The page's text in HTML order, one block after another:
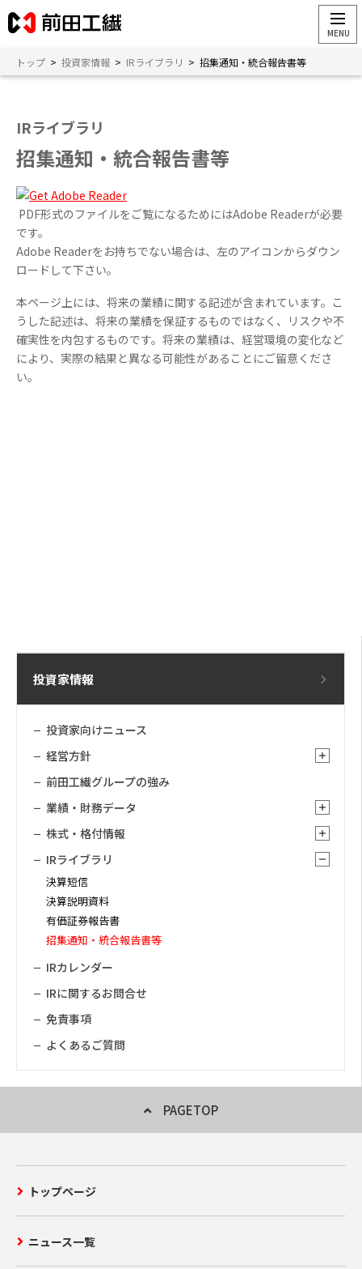
トップ > 投資家情報 > IRライブラリ > 招集通知・統合報告書等
投資家情報
投資家向けニュース
経営方針
前田工繊グループの強み
業績・財務データ
株式・格付情報
IRライブラリ
決算短信
決算説明資料
有価証券報告書
招集通知・統合報告書等
IRカレンダー
IRに関するお問合せ
免責事項
よくあるご質問
IRライブラリ
招集通知・統合報告書等
PDF形式のファイルをご覧になるためにはAdobe Readerが必要
です。
Adobe Readerをお持ちでない場合は、左のアイコンからダウン
ロードして下さい。
本ページ上には、将来の業績に関する記述が含まれています。こ
うした記述は、将来の業績を保証するものではなく、リスクや不
確実性を内包するものです。将来の業績は、経営環境の変化など
により、実際の結果と異なる可能性があることにご留意くださ
い。
PAGETOP
トップページ
ニュース一覧